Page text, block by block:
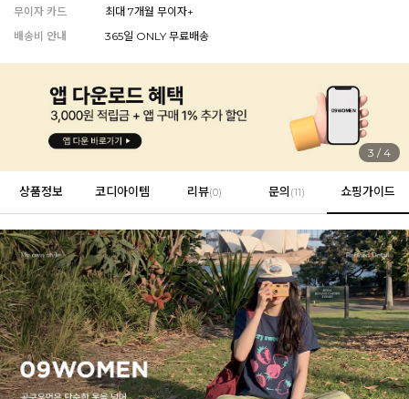
EVERY, SAY
무이자 카드
최대 7개월 무이자+
배송비 안내
365일 ONLY 무료배송
4 /4
상품정보 코디아이템 리뷰(0) 문의 (11) 쇼핑가이드